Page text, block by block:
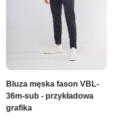
Bluza męska fason VBL-
36m-sub - przykładowa
grafika